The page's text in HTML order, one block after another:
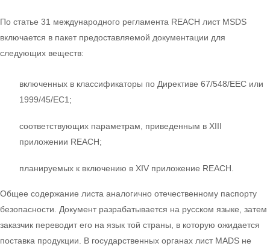
По статье 31 международного регламента REACH лист MSDS
включается в пакет предоставляемой документации для
следующих веществ:
включенных в классификаторы по Директиве 67/548/ЕЕС или
1999/45/ЕС1;
соответствующих параметрам, приведенным в XIII
приложении REACH;
планируемых к включению в XIV приложение REACH.
Общее содержание листа аналогично отечественному паспорту
безопасности. Документ разрабатывается на русском языке, затем
заказчик переводит его на язык той страны, в которую ожидается
поставка продукции. В государственных органах лист MADS не